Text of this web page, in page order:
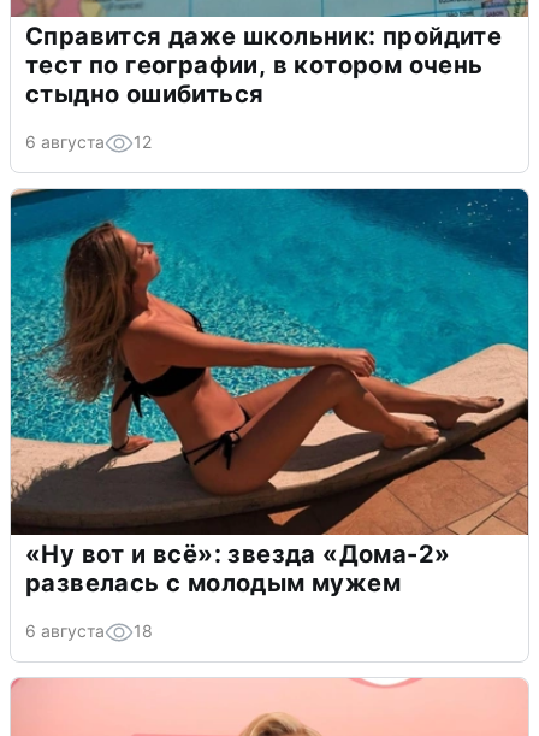
Справится даже школьник: пройдите
тест по географии, в котором очень
стыдно ошибиться
6 августа 12
«Ну вот и всё»: звезда «Дома-2»
развелась с молодым мужем
6 августа 18